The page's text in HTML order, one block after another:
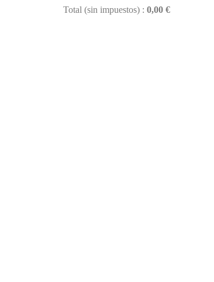
Total (sin impuestos) : 0,00 €